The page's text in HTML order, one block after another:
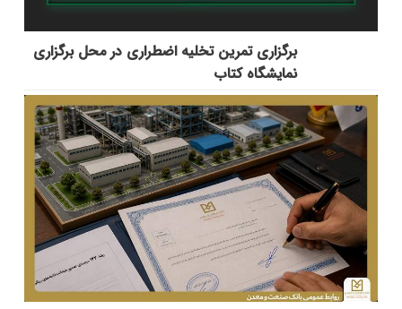
برگزاری تمرین تخلیه اضطراری در محل برگزاری
نمایشگاه کتاب